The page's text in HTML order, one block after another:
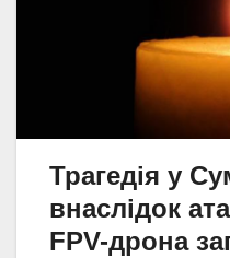
Трагедія у
внаслідок
FPV-дрона